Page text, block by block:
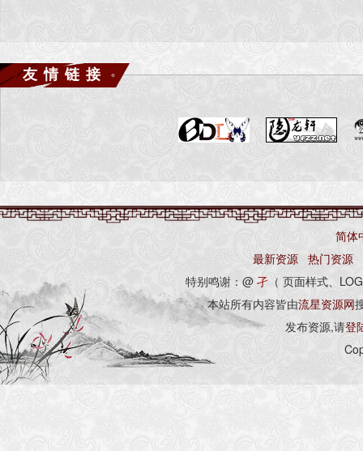
友情链接
简体
最新资源 热门资源
特别鸣谢：@ 孑 （ 页面样式、
本站所有内容皆由流星资源网
发布资源,请登